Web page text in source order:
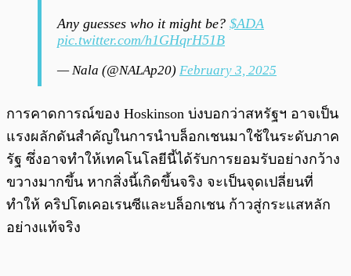
Any guesses who it might be? $ADA
pic.twitter.com/h1GHqrH51B
— Nala (@NALAp20) February 3, 2025
การคาดการณ์ของ Hoskinson บ่งบอกว่าสหรัฐฯ อาจเป็น
แรงผลักดันสำคัญในการนำบล็อกเชนมาใช้ในระดับภาค
รัฐ ซึ่งอาจทำให้เทคโนโลยีนี้ได้รับการยอมรับอย่างกว้าง
ขวางมากขึ้น หากสิ่งนี้เกิดขึ้นจริง จะเป็นจุดเปลี่ยนที่
ทำให้ คริปโตเคอเรนซีและบล็อกเชน ก้าวสู่กระแสหลัก
อย่างแท้จริง